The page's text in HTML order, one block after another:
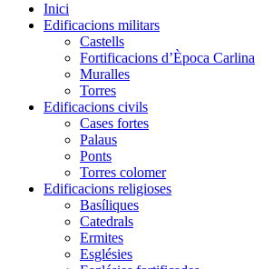
Inici
Edificacions militars
Castells
Fortificacions d’Època Carlina
Muralles
Torres
Edificacions civils
Cases fortes
Palaus
Ponts
Torres colomer
Edificacions religioses
Basíliques
Catedrals
Ermites
Esglésies